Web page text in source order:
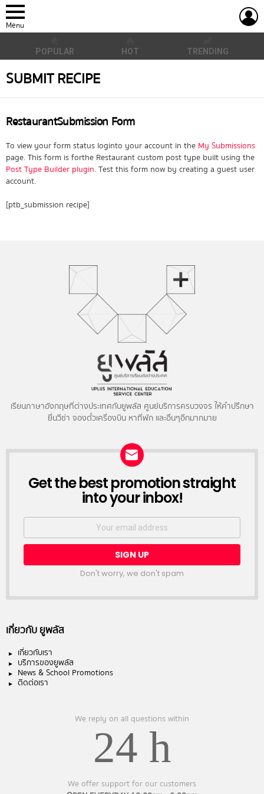
Menu
POPULAR HOT TRENDING
SUBMIT RECIPE
Restaurant Submission Form
To view your form status log into your account in the My Submissions
page. This form is for the Restaurant custom post type built using the
Post Type Builder plugin. Test this form now by creating a guest user
account.
[ptb_submission recipe]
เรียนภาษาอังกฤษที่ต่างประเทศกับยูพลัส ศูนย์บริการครบวงจร ให้คำปรึกษา
ยื่นวีซ่า จองตั๋วเครื่องบิน หาที่พัก และอื่นๆอีกมากมาย
NEWSLETTER
Get the best promotion straight
into your inbox!
Email
Don't worry, we don't spam
เกี่ยวกับ ยูพลัส
เกี่ยวกับเรา
บริการของยูพลัส
News & School Promotions
ติดต่อเรา
We reply on all questions within
24 h
We offer support for our customers